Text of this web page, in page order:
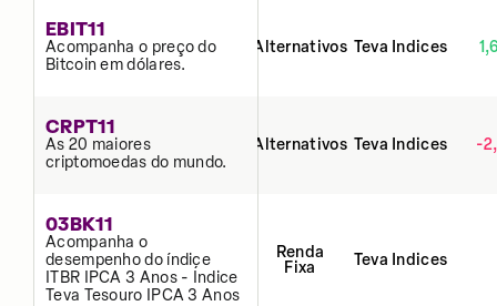
EBIT11
Acompanha o preço do
Bitcoin em dólares.
Alternativos Teva Indices
CRPT11
As 20 maiores
criptomoedas do mundo.
Alternativos Teva Indices -
03BK11
Acompanha o
desempenho do índice
ITBR IPCA 3 Anos - Índice
Teva Tesouro IPCA 3 Anos
Renda
Fixa
Teva Indices